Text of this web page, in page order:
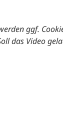
ggf.
das Video